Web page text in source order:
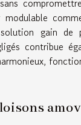
gain de
contribue